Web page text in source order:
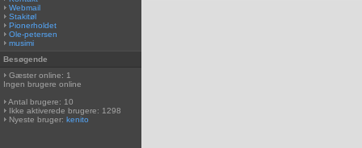
Webmail
Stakitøl
Pionerholdet
Ole-petersen
musimi
Besøgende
Gæster online: 1
Ingen brugere online
Antal brugere: 10
Ikke aktiverede brugere: 1298
Nyeste bruger: kenito